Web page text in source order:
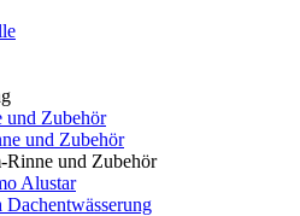
und Zubehör
und Zubehör
und Zubehör
Alustar
Dachentwässerung